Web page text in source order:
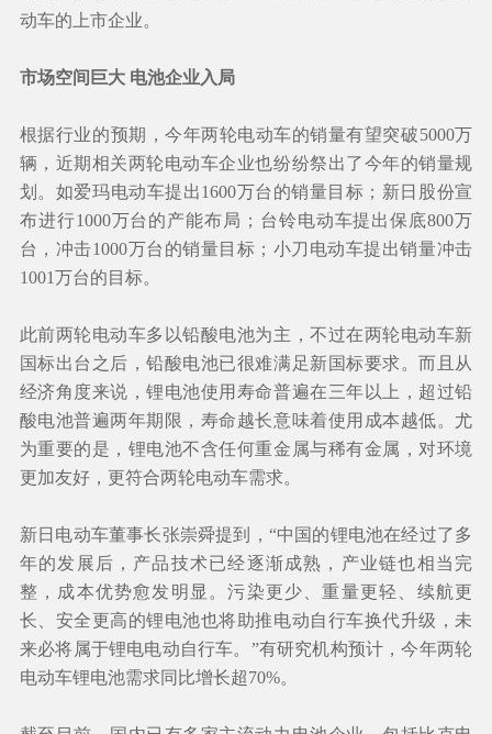
动车的上市企业。
市场空间巨大 电池企业入局
根据行业的预期，今年两轮电动车的销量有望突破5000万
辆，近期相关两轮电动车企业也纷纷祭出了今年的销量规
划。如爱玛电动车提出1600万台的销量目标；新日股份宣
布进行1000万台的产能布局；台铃电动车提出保底800万
台，冲击1000万台的销量目标；小刀电动车提出销量冲击
1001万台的目标。
此前两轮电动车多以铅酸电池为主，不过在两轮电动车新
国标出台之后，铅酸电池已很难满足新国标要求。而且从
经济角度来说，锂电池使用寿命普遍在三年以上，超过铅
酸电池普遍两年期限，寿命越长意味着使用成本越低。尤
为重要的是，锂电池不含任何重金属与稀有金属，对环境
更加友好，更符合两轮电动车需求。
新日电动车董事长张崇舜提到，“中国的锂电池在经过了多
年的发展后，产品技术已经逐渐成熟，产业链也相当完
整，成本优势愈发明显。污染更少、重量更轻、续航更
长、安全更高的锂电池也将助推电动自行车换代升级，未
来必将属于锂电电动自行车。”有研究机构预计，今年两轮
电动车锂电池需求同比增长超70%。